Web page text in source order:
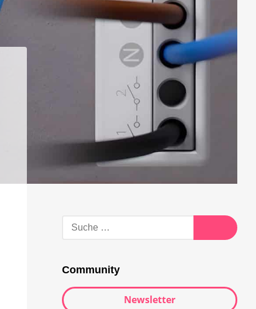
Suche
Suche
Community
Newsletter